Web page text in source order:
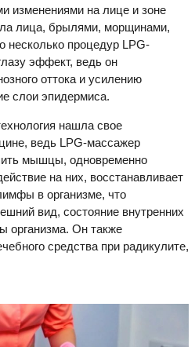
изменениями на лице и зоне
лица, брылями, морщинами,
несколько процедур LPG-
эффект, ведь он
оттока и усилению
слои эпидермиса.
нашла свое
ведь LPG-массажер
мышцы, одновременно
на них, восстанавливает
в организме, что
вид, состояние внутренних
организма. Он также
средства при радикулите,